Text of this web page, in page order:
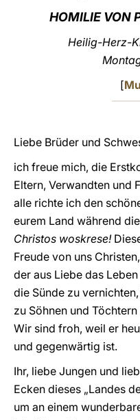
HOMILIE VON
Heilig-Herz-
[
Liebe Brüder und
ich freue mich, die
Eltern, Verwandten und
alle richte ich den
eurem Land während
Christos woskrese!
Freude von uns
der aus Liebe das
die Sünde zu
zu Söhnen und
Wir sind froh, weil er
und gegenwärtig ist.
Ihr, liebe Jungen und
Ecken dieses „Landes
um an einem